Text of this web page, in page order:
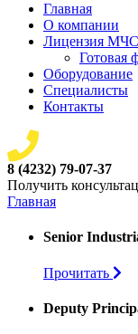
Главная
О компании
Лицензия МЧС
Готовая
Оборудование
Специалисты
Контакты
8 (4232) 79-07-37
Получить
Главная
Senior
Прочитать
Deputy